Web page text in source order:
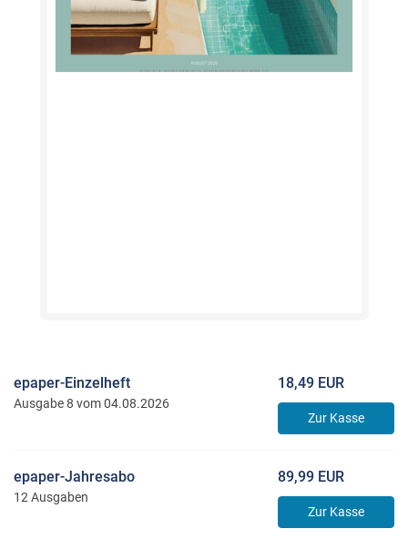
epaper-Einzelheft
Ausgabe 8 vom 04.08.2026
18,49 EUR
Zur Kasse
epaper-Jahresabo
12 Ausgaben
89,99 EUR
Zur Kasse